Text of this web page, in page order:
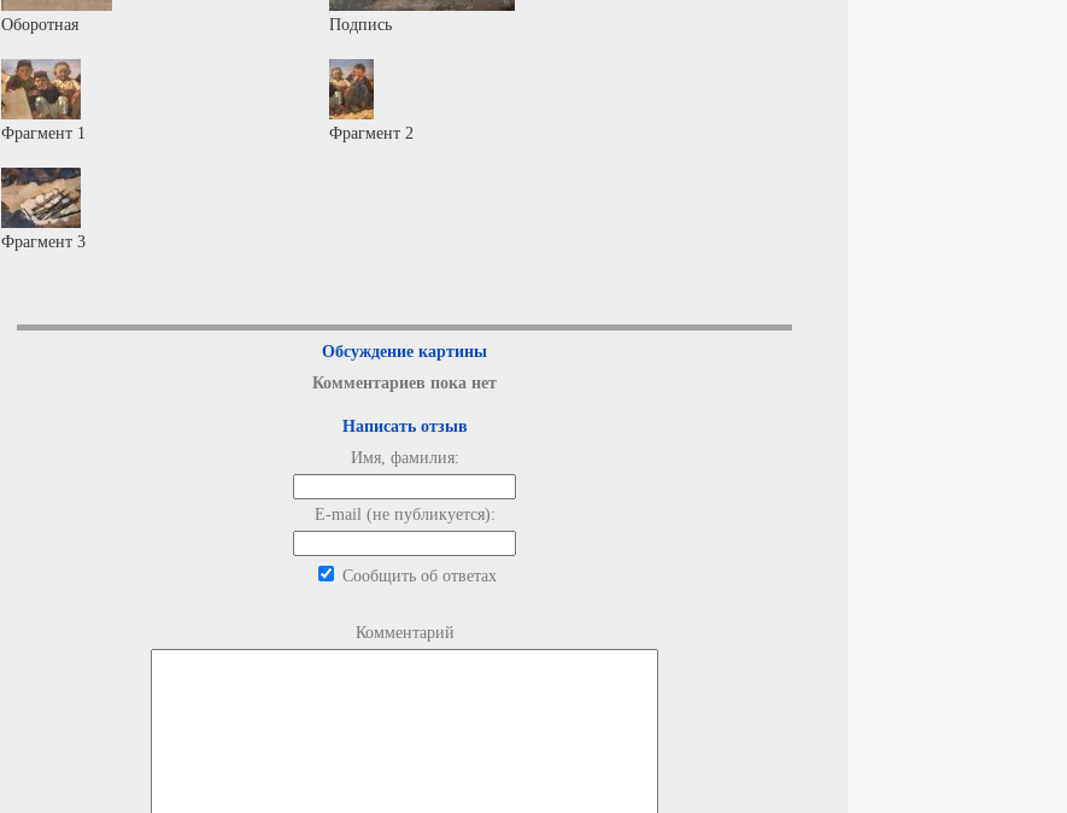
Оборотная Подпись
Фрагмент 1 Фрагмент 2
Фрагмент 3
Обсуждение картины
Комментариев пока нет
Написать отзыв
Имя, фамилия:
E-mail (не публикуется):
Сообщить об ответах
Комментарий